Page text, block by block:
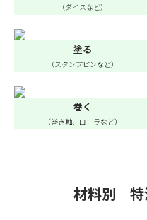
（ダイスなど）
塗る
（スタンプピンなど）
巻く
（巻き軸、ローラなど）
材料別 特